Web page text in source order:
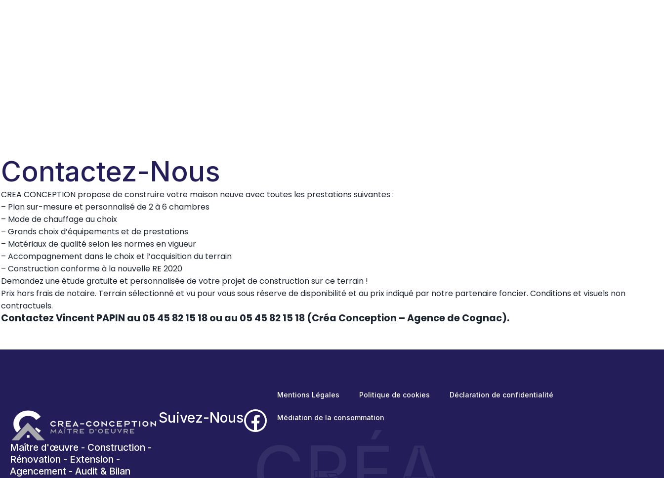
Contactez-Nous
CREA CONCEPTION propose de construire votre maison neuve avec toutes les prestations suivantes :
– Plan sur-mesure et personnalisé de 2 à 6 chambres
– Mode de chauffage au choix
– Grands choix d’équipements et de prestations
– Matériaux de qualité selon les normes en vigueur
– Accompagnement dans le choix et l’acquisition du terrain
– Construction conforme à la nouvelle RE 2020
Demandez une étude gratuite et personnalisée de votre projet de construction sur ce terrain !
Prix hors frais de notaire. Terrain sélectionné et vu pour vous sous réserve de disponibilité et au prix indiqué par notre partenaire foncier. Conditions et visuels non
contractuels.
Contactez Vincent PAPIN au 05 45 82 15 18 ou au 05 45 82 15 18 (Créa Conception – Agence de Cognac).
Maître d'œuvre - Construction -
Rénovation - Extension -
Agencement - Audit & Bilan
Suivez-Nous
Mentions Légales Politique de cookies Déclaration de confidentialité
Médiation de la consommation